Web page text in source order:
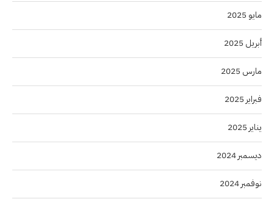
مايو 2025
أبريل 2025
مارس 2025
فبراير 2025
يناير 2025
ديسمبر 2024
نوفمبر 2024